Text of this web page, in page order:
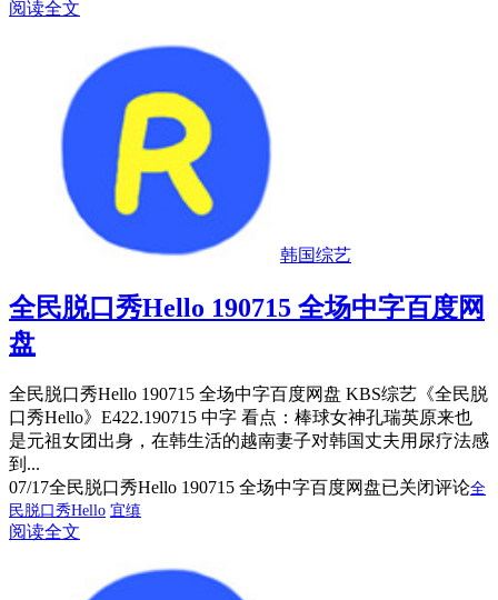
阅读全文
韩国综艺
全民脱口秀Hello 190715 全场中字百度网
盘
全民脱口秀Hello 190715 全场中字百度网盘 KBS综艺《全民脱
口秀Hello》E422.190715 中字 看点：棒球女神孔瑞英原来也
是元祖女团出身，在韩生活的越南妻子对韩国丈夫用尿疗法感
到...
07/17全民脱口秀Hello 190715 全场中字百度网盘已关闭评论全
民脱口秀Hello 宜缜
阅读全文